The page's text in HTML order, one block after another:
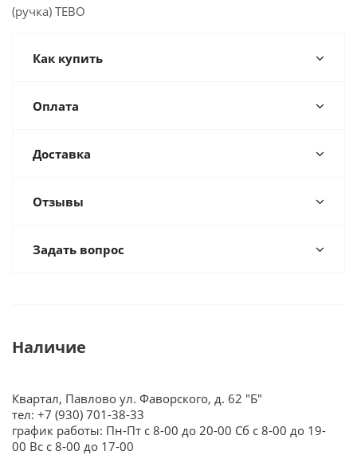
(ручка) TEBO
Как купить
Оплата
Доставка
Отзывы
Задать вопрос
Наличие
Квартал, Павлово ул. Фаворского, д. 62 "Б"
тел: +7 (930) 701-38-33
график работы: Пн-Пт с 8-00 до 20-00 Сб с 8-00 до 19-
00 Вс с 8-00 до 17-00